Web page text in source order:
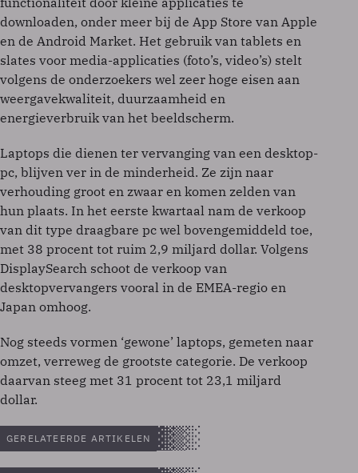
downloaden, onder meer bij de App Store van Apple
en de Android Market. Het gebruik van tablets en
slates voor media-applicaties (foto’s, video’s) stelt
volgens de onderzoekers wel zeer hoge eisen aan
weergavekwaliteit, duurzaamheid en
energieverbruik van het beeldscherm.
Laptops die dienen ter vervanging van een desktop-
pc, blijven ver in de minderheid. Ze zijn naar
verhouding groot en zwaar en komen zelden van
hun plaats. In het eerste kwartaal nam de verkoop
van dit type draagbare pc wel bovengemiddeld toe,
met 38 procent tot ruim 2,9 miljard dollar. Volgens
DisplaySearch schoot de verkoop van
desktopvervangers vooral in de EMEA-regio en
Japan omhoog.
Nog steeds vormen ‘gewone’ laptops, gemeten naar
omzet, verreweg de grootste categorie. De verkoop
daarvan steeg met 31 procent tot 23,1 miljard
dollar.
GERELATEERDE ARTIKELEN